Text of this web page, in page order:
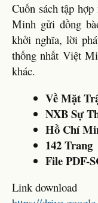
Cuốn sách tập
Minh gửi đồng
khởi nghĩa, lời
thống nhất Việt
khác.
Về Mặt
NXB Sự
Hồ Chí
142 Trang
File PDF-
Link download